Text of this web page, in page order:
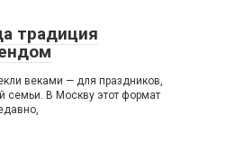
традиция
веками — для праздников,
семьи. В Москву этот формат